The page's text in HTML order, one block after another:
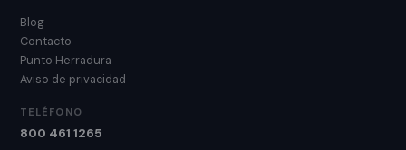
Blog
Contacto
Punto Herradura
Aviso de privacidad
TELÉFONO
800 461 1265